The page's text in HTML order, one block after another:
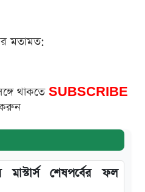
মতামত:
থাকতে SUBSCRIBE
মাস্টার্স শেষপর্বের ফল